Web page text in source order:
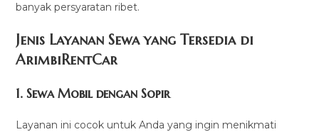
banyak persyaratan ribet.
Jenis Layanan Sewa yang Tersedia di
ArimbiRentCar
1.Sewa Mobil dengan Sopir
Layanan ini cocok untuk Anda yang ingin menikmati